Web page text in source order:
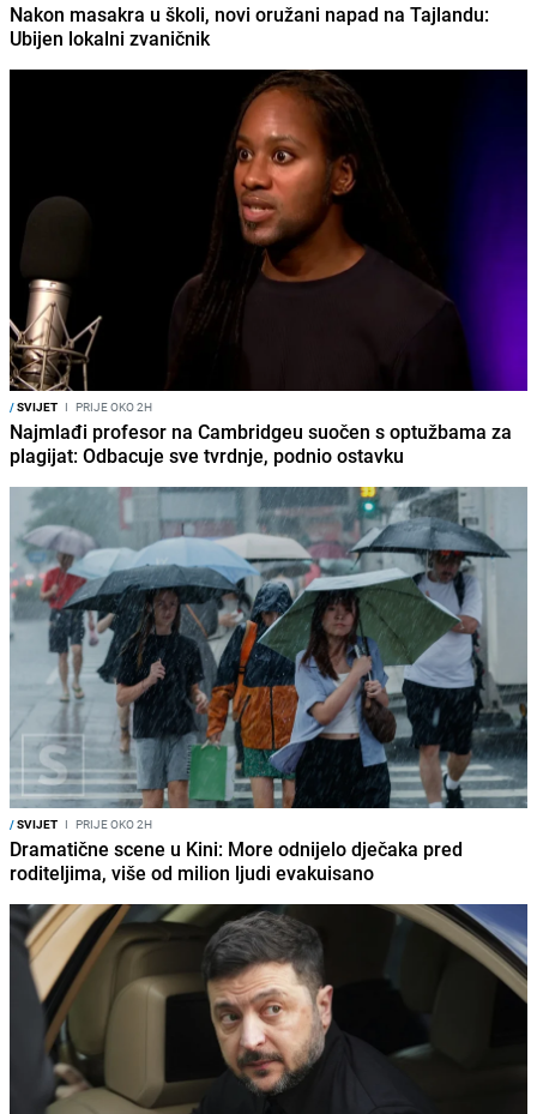
Nakon masakra u školi, novi oružani napad na Tajlandu:
Ubijen lokalni zvaničnik
/SVIJET I PRIJE OKO 2H
Najmlađi profesor na Cambridgeu suočen s optužbama za
plagijat: Odbacuje sve tvrdnje, podnio ostavku
/SVIJET I PRIJE OKO 2H
Dramatične scene u Kini: More odnijelo dječaka pred
roditeljima, više od milion ljudi evakuisano